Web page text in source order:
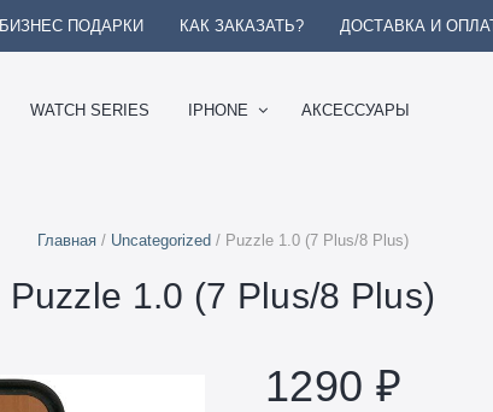
БИЗНЕС ПОДАРКИ КАК ЗАКАЗАТЬ? ДОСТАВКА И
WATCH SERIES IPHONE АКСЕССУАРЫ
Главная / Uncategorized / Puzzle 1.0 (7 Plus/8 Plus)
Puzzle 1.0 (7 Plus/8 Plus)
1290 ₽